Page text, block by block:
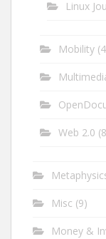
Linux
Mobility
Web 2.0
Misc (9)
Money &